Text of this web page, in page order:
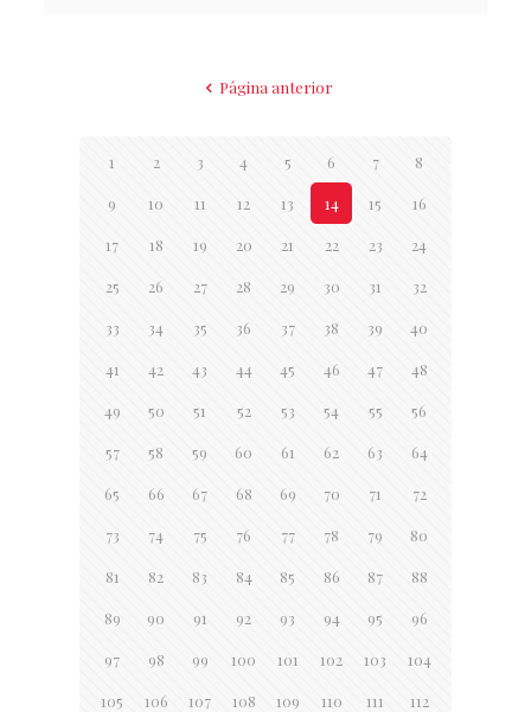
Página anterior
1 2 3 4 5 6 7 8
9 10 11 12 13 14 15 16
17 18 19 20 21 22 23 24
25 26 27 28 29 30 31 32
33 34 35 36 37 38 39 40
41 42 43 44 45 46 47 48
49 50 51 52 53 54 55 56
57 58 59 60 61 62 63 64
65 66 67 68 69 70 71 72
73 74 75 76 77 78 79 80
81 82 83 84 85 86 87 88
89 90 91 92 93 94 95 96
97 98 99 100 101 102 103 104
105 106 107 108 109 110 111 112